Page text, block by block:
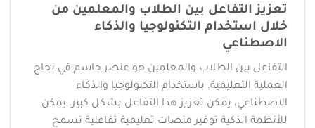
تعزيز التفاعل بين الطلاب والمعلمين من
خلال استخدام التكنولوجيا والذكاء
الاصطناعي
التفاعل بين الطلاب والمعلمين هو عنصر حاسم في نجاح
العملية التعليمية. باستخدام التكنولوجيا والذكاء
الاصطناعي، يمكن تعزيز هذا التفاعل بشكل كبير. يمكن
للأنظمة الذكية توفير منصات تعليمية تفاعلية تسمح